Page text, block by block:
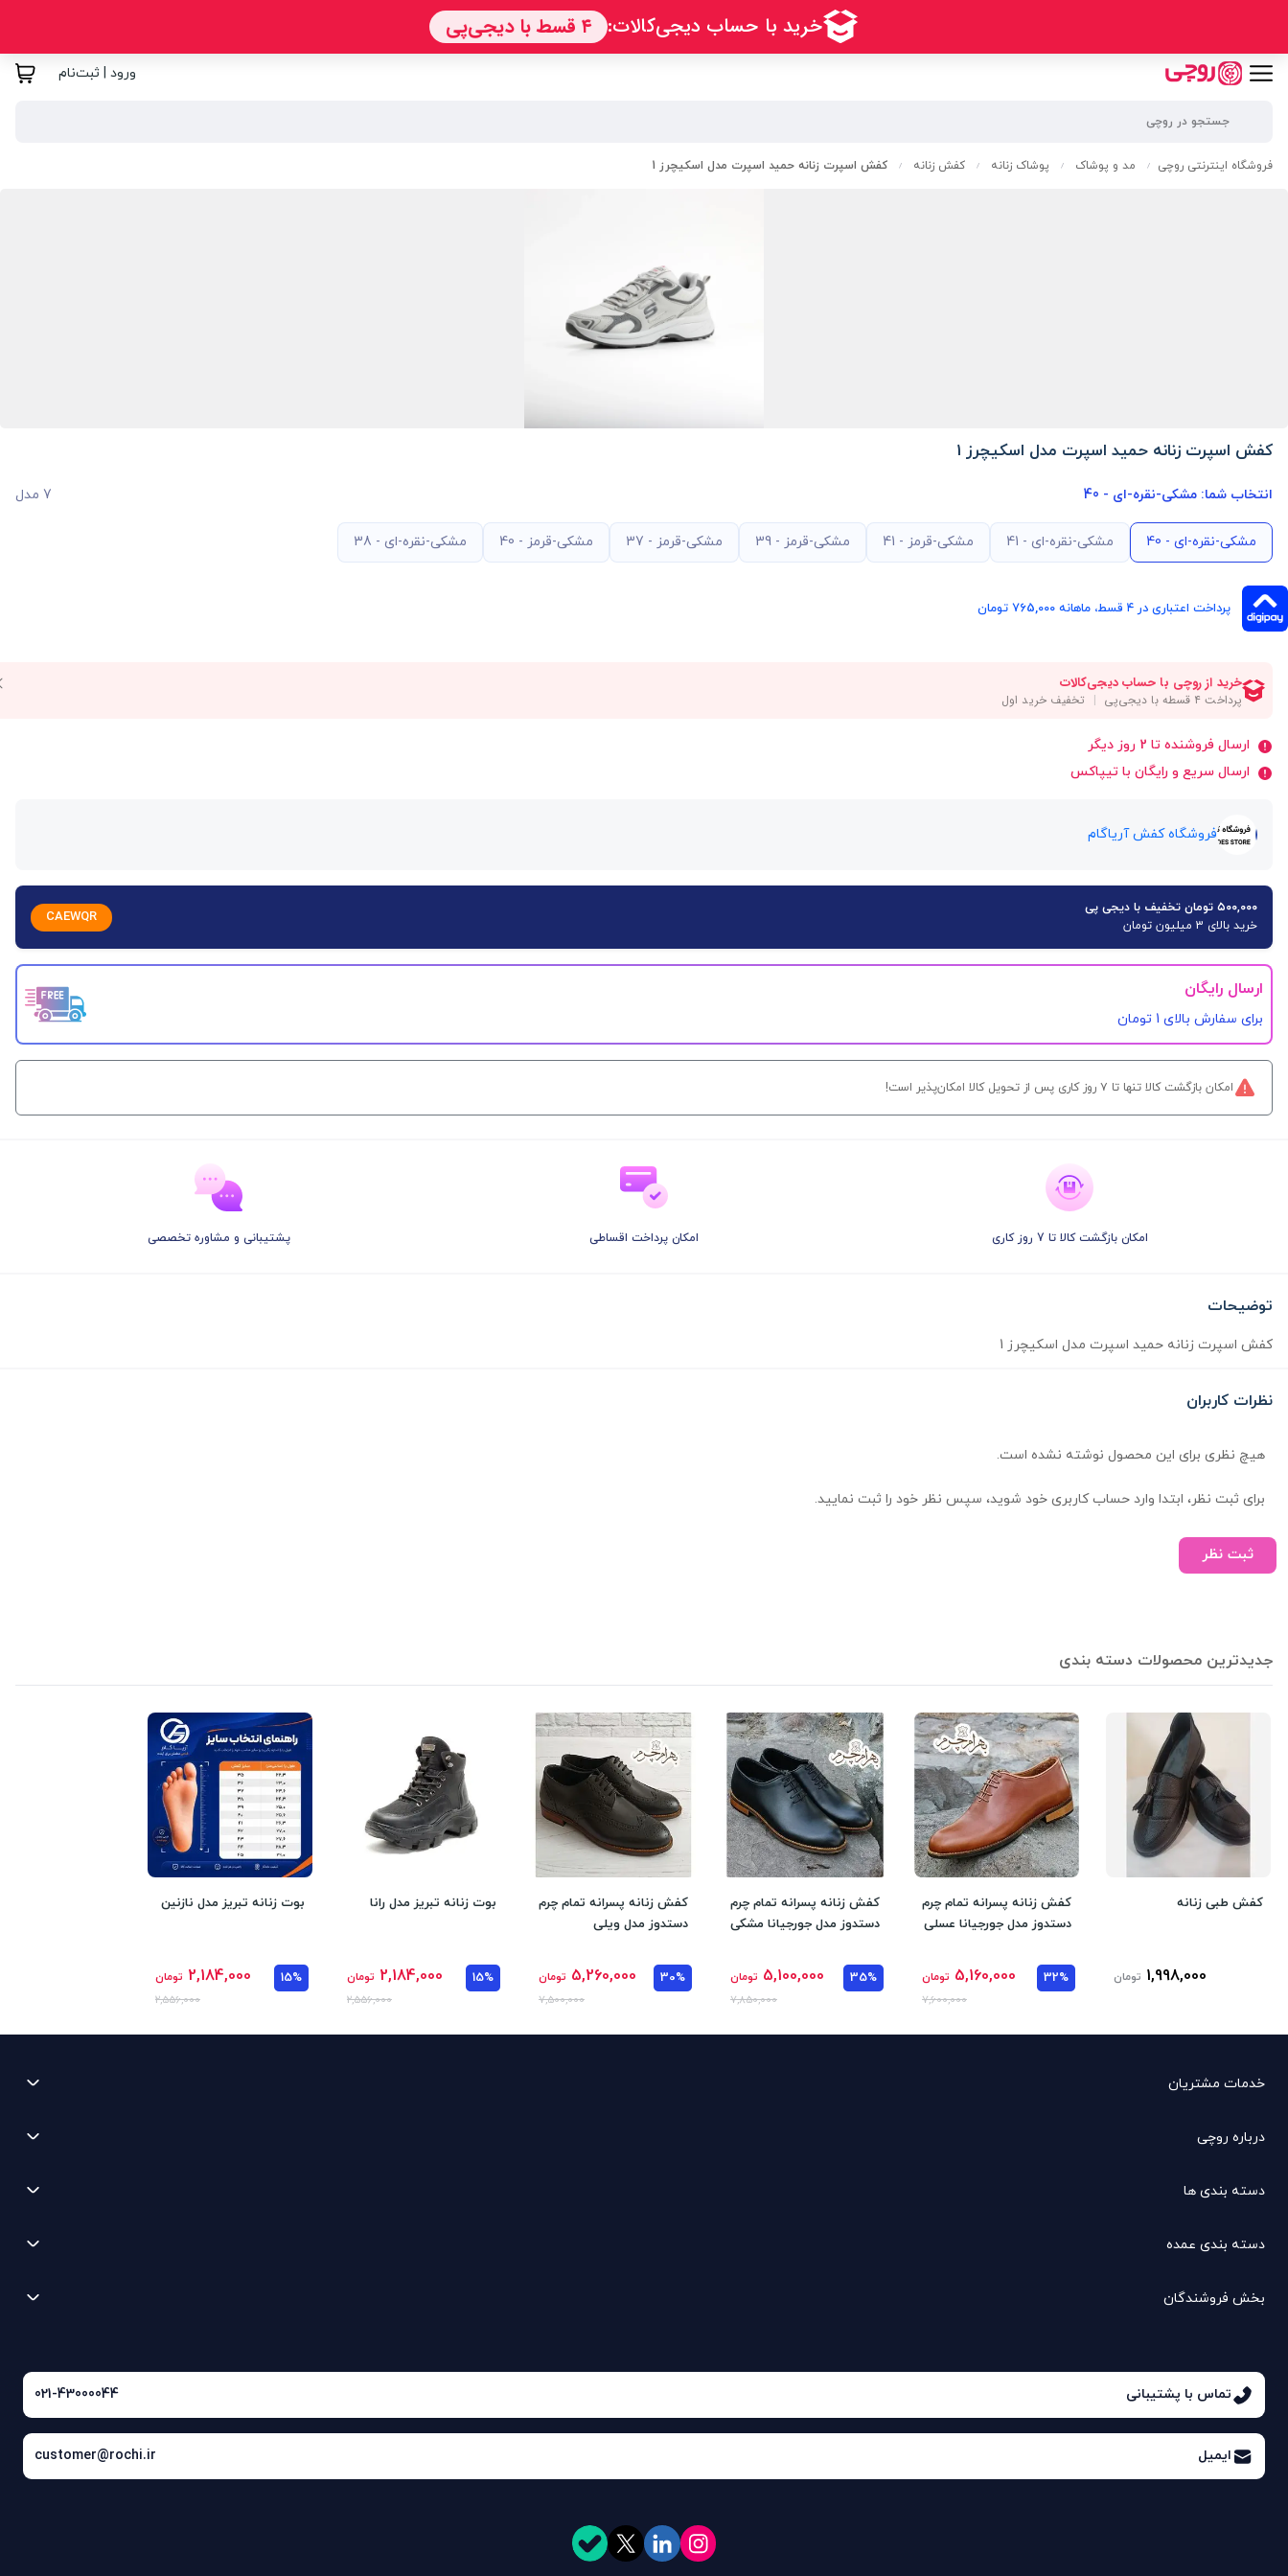
ورود | ثبت‌نام
فروشگاه اینترنتی روچی / مد و پوشاک / پوشاک زنانه / کفش زنانه / کفش اسپرت زنانه حمید اسپرت مدل اسکیچرز 1
کفش اسپرت زنانه حمید اسپرت مدل اسکیچرز 1
انتخاب شما: مشکی-نقره-ای - 40 7 مدل
مشکی-نقره-ای - 40 مشکی-نقره-ای - 41 مشکی-قرمز - 41 مشکی-قرمز - 39 مشکی-قرمز - 37 مشکی-قرمز - 40 مشکی-نقره-ای - 38
پرداخت اعتباری در ۴ قسط، ماهانه 765,000 تومان
ارسال فروشنده تا 2 روز دیگر
ارسال سریع و رایگان با تیپاکس
فروشگاه کفش آریاگام
۵۰۰,۰۰۰ تومان تخفیف با دیجی پی
خرید بالای 3 میلیون تومان
CAEWQR
ارسال رایگان
برای سفارش‌ بالای 1 تومان
امکان بازگشت کالا تنها تا ۷ روز کاری پس از تحویل کالا امکان‌پذیر است!
امکان بازگشت کالا تا 7 روز کاری امکان پرداخت اقساطی پشتیبانی و مشاوره تخصصی
توضیحات
کفش اسپرت زنانه حمید اسپرت مدل اسکیچرز 1
نظرات کاربران
هیچ نظری برای این محصول نوشته نشده است.
برای ثبت نظر، ابتدا وارد حساب کاربری خود شوید، سپس نظر خود را ثبت نمایید.
ثبت نظر
جدیدترین محصولات دسته بندی
کفش طبی زنانه
1,998,000 تومان
کفش زنانه پسرانه تمام چرم
دستدوز مدل جورجیانا عسلی
32%
5,160,000 تومان
7,600,000
کفش زنانه پسرانه تمام چرم
دستدوز مدل جورجیانا مشکی
35%
5,100,000 تومان
7,850,000
کفش زنانه پسرانه تمام چرم
دستدوز مدل ویلی
30%
5,260,000 تومان
7,500,000
بوت زنانه تبریز مدل رانا
15%
2,184,000 تومان
2,556,000
بوت زنانه تبریز مدل نازنین
15%
2,184,000 تومان
2,556,000
خدمات مشتریان
درباره روچی
دسته بندی ها
دسته بندی عمده
بخش فروشندگان
تماس با پشتیبانی 021-43000044
ایمیل customer@rochi.ir